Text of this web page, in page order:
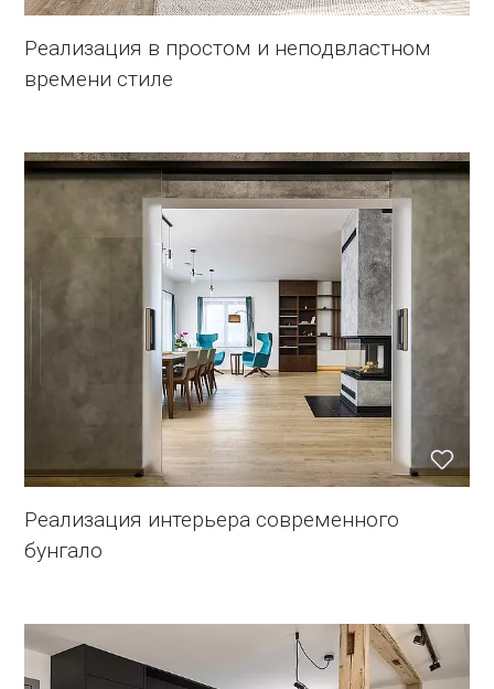
Реализация в простом и неподвластном
времени стиле
Реализация интерьера современного
бунгало